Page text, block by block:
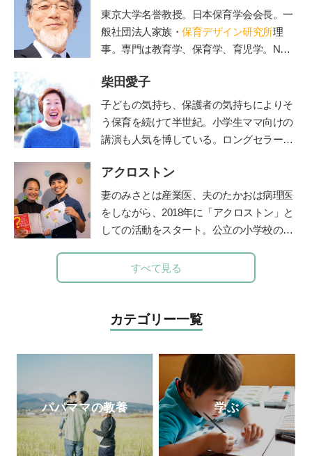
東京大学名誉教授。日本保育学会会長。一
般社団法人家族・ 保育デザイン研究所理
事。専門は教育学、保育学、育児学。NHK
なじみ。保育者と保護者の交流誌『
カーレ 』編集長。著書に『新装版 0～3歳
能力を育てる 好奇心を引き出す』（主婦
の友社）、『3～6歳 能力を伸ばす 個性
柴田愛子
子どもの気持ち、保護者の気持ちによりそ
う保育を続けて半世紀。小学生ママ向けの
講演も人気を博している。ロングセラー絵
どものみかた 春夏秋冬』（福音館書
店）、『あなたが自分らしく生きれば、子
どもは幸せに育ちます』（小学館）、親向
けに『保育歴50年！愛子さんの子育てお悩
は、「みんなの学校」の木村泰子さんとの
対談『保育も教育も「教える」から「学
ごの木」HP
http://ringono-ki.org/
アクロストン
妻のみさとは産業医、夫のたかおは病理医
をしながら、 2018年に「アクロストン」と
しての活動をスタート。公立の小学校の授
性にまつわるワークショップを行う。『３
～９歳ではじめるアクロストン式「赤ちゃ
もに伝えたい性のＱ＆Ａ』（主婦の友
社）、『思春期の性と恋愛 子どもたちの
頭の中がこんなことになっているなん
て！』（主婦の友社）、『10歳からのカラ
ダ・性・ココロのいろいろブック(ほるぷ
出版)』が発売中。公式ＨＰ
すべて見る
カテゴリー一覧
パパママの教養 学ぶ